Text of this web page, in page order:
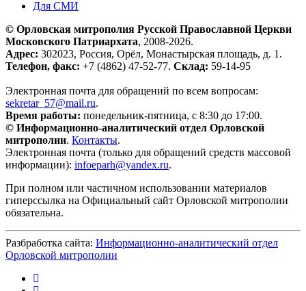
Для СМИ
© Орловская митрополия Русской Православной Церкви
Московского Патриархата, 2008-2026.
Адрес: 302023, Россия, Орёл, Монастырская площадь, д. 1.
Телефон, факс: +7 (4862) 47-52-77. Склад: 59-14-95
Электронная почта для обращений по всем вопросам:
sekretar_57@mail.ru.
Время работы: понедельник-пятница, с 8:30 до 17:00.
© Информационно-аналитический отдел Орловской
митрополии. Контакты.
Электронная почта (только для обращений средств массовой
информации): infoeparh@yandex.ru.
При полном или частичном использовании материалов
гиперссылка на Официальный сайт Орловской митрополии
обязательна.
Разбработка сайта: Информационно-аналитический отдел
Орловской митрополии